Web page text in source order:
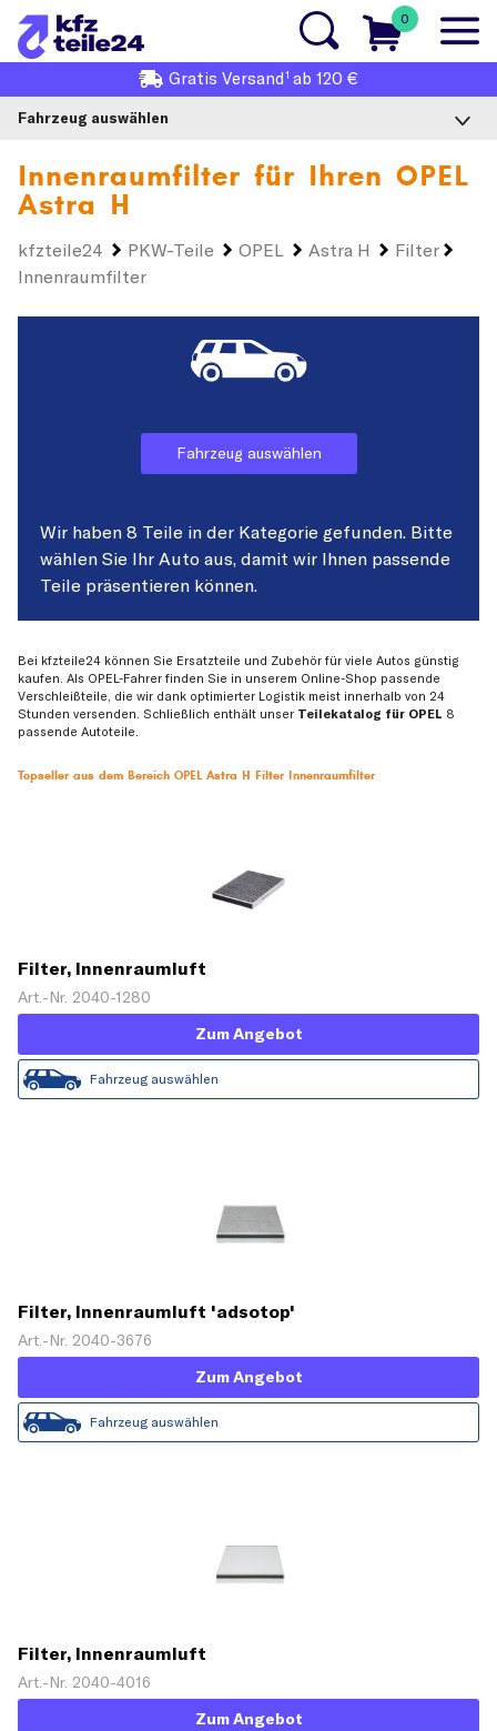
0
Gratis Versand1 ab 120 €
Fahrzeug auswählen
Innenraumfilter für Ihren OPEL
Astra H
kfzteile24 PKW-Teile OPEL Astra H
Filter
Innenraumfilter
Fahrzeug auswählen
Wir haben 8 Teile in der Kategorie gefunden. Bitte
wählen Sie Ihr Auto aus, damit wir Ihnen passende
Teile präsentieren können.
Bei kfzteile24 können Sie Ersatzteile und Zubehör für viele Autos günstig
kaufen. Als OPEL-Fahrer finden Sie in unserem Online-Shop passende
Verschleißteile, die wir dank optimierter Logistik meist innerhalb von 24
Stunden versenden. Schließlich enthält unser Teilekatalog für OPEL 8
passende Autoteile.
Topseller aus dem Bereich OPEL Astra H Filter Innenraumfilter
Filter, Innenraumluft
Art.-Nr. 2040-1280
Zum Angebot
Fahrzeug auswählen
Filter, Innenraumluft 'adsotop'
Art.-Nr. 2040-3676
Zum Angebot
Fahrzeug auswählen
Filter, Innenraumluft
Art.-Nr. 2040-4016
Zum Angebot